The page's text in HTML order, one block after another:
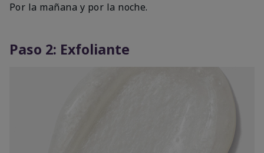
Por la mañana y por la noche.
Paso 2: Exfoliante